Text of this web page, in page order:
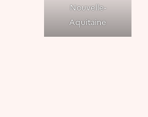
Nouvelle-
Aquitaine